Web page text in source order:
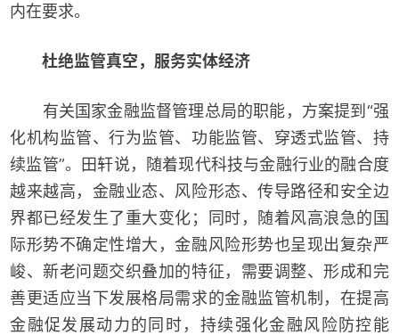
内在要求。
杜绝监管真空，服务实体经济
有关国家金融监督管理总局的职能，方案提到“强
化机构监管、行为监管、功能监管、穿透式监管、持
续监管”。田轩说，随着现代科技与金融行业的融合度
越来越高，金融业态、风险形态、传导路径和安全边
界都已经发生了重大变化；同时，随着风高浪急的国
际形势不确定性增大，金融风险形势也呈现出复杂严
峻、新老问题交织叠加的特征，需要调整、形成和完
善更适应当下发展格局需求的金融监管机制，在提高
金融促发展动力的同时，持续强化金融风险防控能